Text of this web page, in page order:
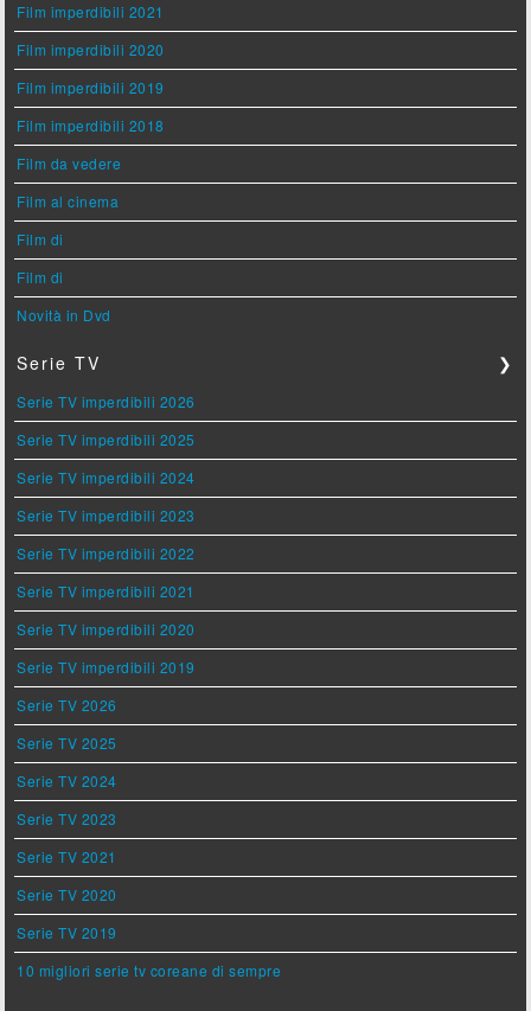
Film imperdibili 2021
Film imperdibili 2020
Film imperdibili 2019
Film imperdibili 2018
Film da vedere
Film al cinema
Film di
Film di
Novità in Dvd
Serie TV ❯
Serie TV imperdibili 2026
Serie TV imperdibili 2025
Serie TV imperdibili 2024
Serie TV imperdibili 2023
Serie TV imperdibili 2022
Serie TV imperdibili 2021
Serie TV imperdibili 2020
Serie TV imperdibili 2019
Serie TV 2026
Serie TV 2025
Serie TV 2024
Serie TV 2023
Serie TV 2021
Serie TV 2020
Serie TV 2019
10 migliori serie tv coreane di sempre